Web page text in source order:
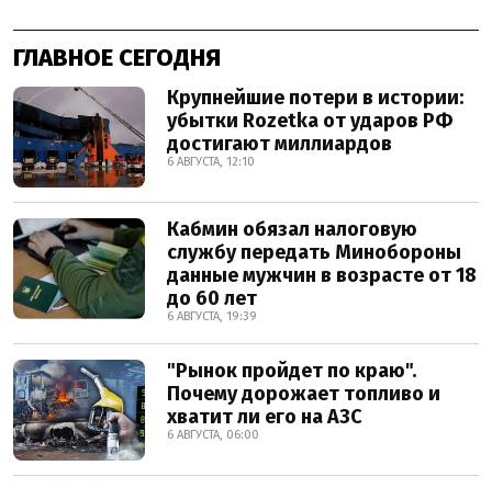
ГЛАВНОЕ СЕГОДНЯ
Крупнейшие потери в истории:
убытки Rozetka от ударов РФ
достигают миллиардов
6 АВГУСТА, 12:10
Кабмин обязал налоговую
службу передать Минобороны
данные мужчин в возрасте от 18
до 60 лет
6 АВГУСТА, 19:39
"Рынок пройдет по краю".
Почему дорожает топливо и
хватит ли его на АЗС
6 АВГУСТА, 06:00